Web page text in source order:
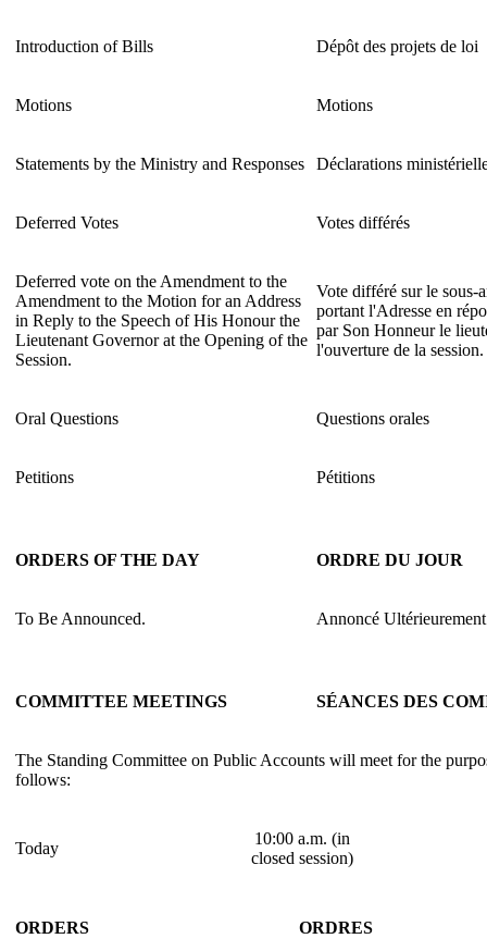
Introduction of Bills Dépôt des projets de loi
Motions Motions
Statements by the Ministry and Responses Déclarations
Deferred Votes Votes différés
Deferred vote on the Amendment to the
Amendment to the Motion for an Address
in Reply to the Speech of His Honour the
Lieutenant Governor at the Opening of the
Session.
Vote différé sur le sous-
portant l'Adresse en
par Son Honneur le
l'ouverture de la session.
Oral Questions Questions orales
Petitions Pétitions
ORDERS OF THE DAY ORDRE DU JOUR
To Be Announced. Annoncé
COMMITTEE MEETINGS SÉANCES DES
The Standing Committee on Public Accounts will meet for the
follows:
Today
10:00 a.m. (in
closed session)
ORDERS ORDRES